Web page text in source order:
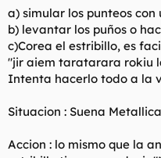
a) simular los punteos
b) levantar los puños o
c)Corea el estribillo, es
"jir aiem taratarara rokiu
Intenta hacerlo todo a la
Situacion : Suena
Accion : lo mismo que la